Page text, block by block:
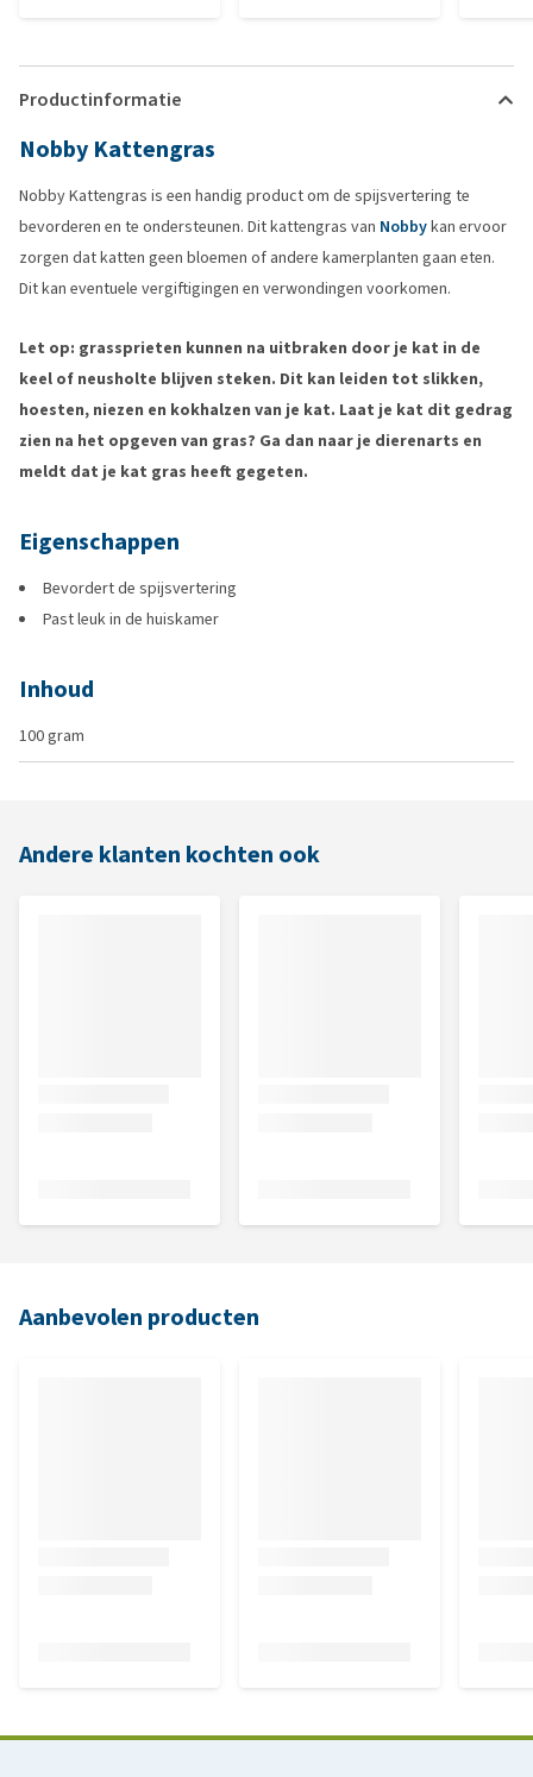
Productinformatie
Nobby Kattengras
Nobby Kattengras is een handig product om de spijsvertering te
bevorderen en te ondersteunen. Dit kattengras van Nobbykan ervoor
zorgen dat katten geen bloemen of andere kamerplanten gaan eten.
Dit kan eventuele vergiftigingen en verwondingen voorkomen.
Let op: grassprieten kunnen na uitbraken door je kat in de
keel of neusholte blijven steken. Dit kan leiden tot slikken,
hoesten, niezen en kokhalzen van je kat. Laat je kat dit gedrag
zien na het opgeven van gras? Ga dan naar je dierenarts en
meldt dat je kat gras heeft gegeten.
Eigenschappen
Bevordert de spijsvertering
Past leuk in de huiskamer
Inhoud
100 gram
Andere klanten kochten ook
Aanbevolen producten